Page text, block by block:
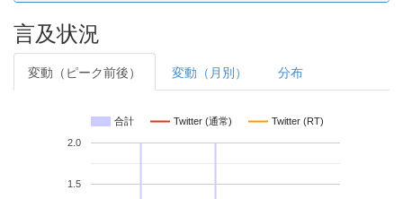
言及状況
変動（ピーク前後） 変動（月別） 分布
合計 Twitter (通常) Twitter (RT)
1.5
2.0